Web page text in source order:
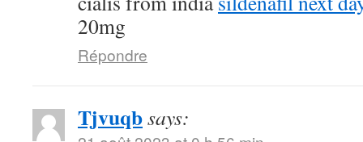
20mg
Répondre
Tjvuqbsays: